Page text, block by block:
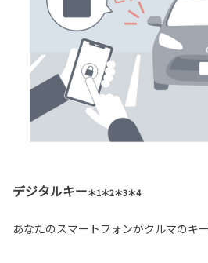
デジタルキー＊1＊2＊3＊4
あなたのスマートフォンがクルマのキ